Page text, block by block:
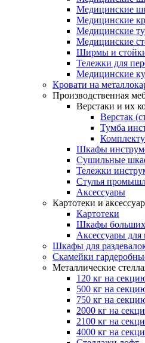
Медицинские
Медицинские
Медицинские
Медицинские
Ширмы и
Тележки для
Медицинские
Кровати на
Производственная
Верстаки и их
Верстак
Тумба
Шкафы
Сушильные
Тележки
Стулья
Аксессуары
Картотеки и
Картотеки
Шкафы больших
Аксессуары для
Шкафы для
Скамейки
Металлические
120 кг на
500 кг на
750 кг на
2000 кг на
2100 кг на
4000 кг на